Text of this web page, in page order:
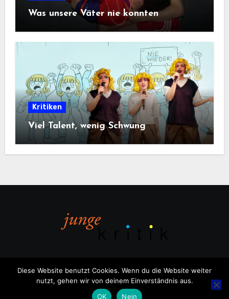
Was unsere Väter nie konnten
Kritiken
Viel Talent, wenig Schwung
Copyright © All rights reserved |Blogusvon
Themeansar
Diese Website benutzt Cookies. Wenn du die Website weiter
nutzt, gehen wir von deinem Einverständnis aus.
OK
Nein